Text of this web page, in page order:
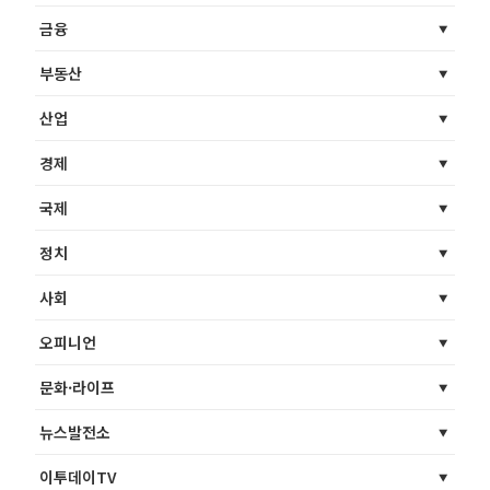
금융
부동산
산업
경제
국제
정치
사회
오피니언
문화·라이프
뉴스발전소
이투데이TV